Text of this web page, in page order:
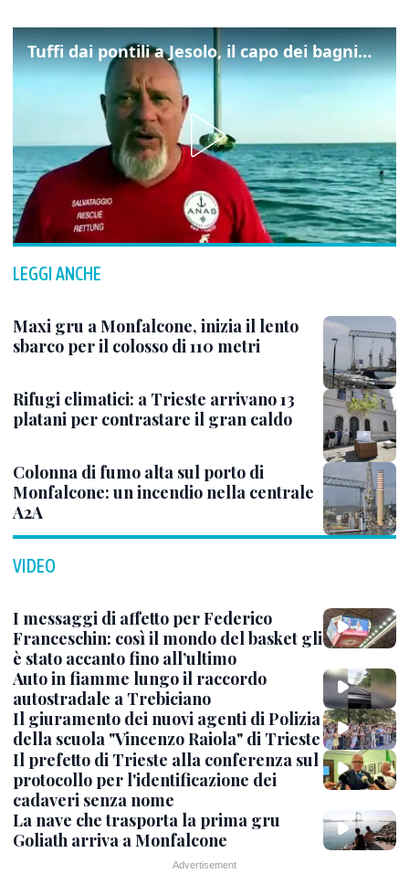
Tuffi dai pontili a Jesolo, il capo dei bagnini: "L'impegno di tutti per evitare altre tragedie"
LEGGI ANCHE
Maxi gru a Monfalcone, inizia il lento
sbarco per il colosso di 110 metri
Rifugi climatici: a Trieste arrivano 13
platani per contrastare il gran caldo
Colonna di fumo alta sul porto di
Monfalcone: un incendio nella centrale
A2A
VIDEO
I messaggi di affetto per Federico
Franceschin: così il mondo del basket gli
è stato accanto fino all’ultimo
Auto in fiamme lungo il raccordo
autostradale a Trebiciano
Il giuramento dei nuovi agenti di Polizia
della scuola "Vincenzo Raiola" di Trieste
Il prefetto di Trieste alla conferenza sul
protocollo per l'identificazione dei
cadaveri senza nome
La nave che trasporta la prima gru
Goliath arriva a Monfalcone